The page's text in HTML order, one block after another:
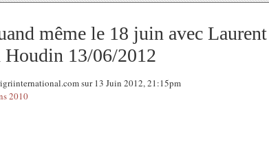
même le 18 juin avec Laurent
Houdin 13/06/2012
sur 13 Juin 2012, 21:15pm
2010